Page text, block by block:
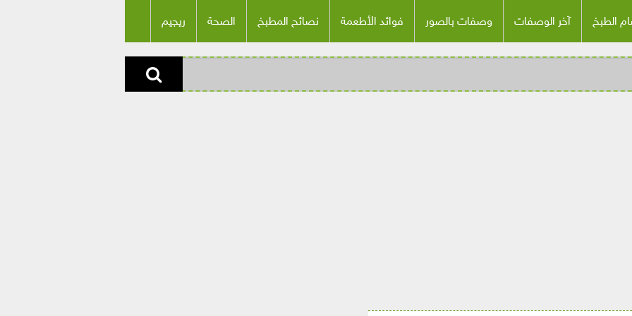
الطبخ آخر الوصفات وصفات بالصور فوائد الأطعمة نصائح المطبخ الصحة ريجيم